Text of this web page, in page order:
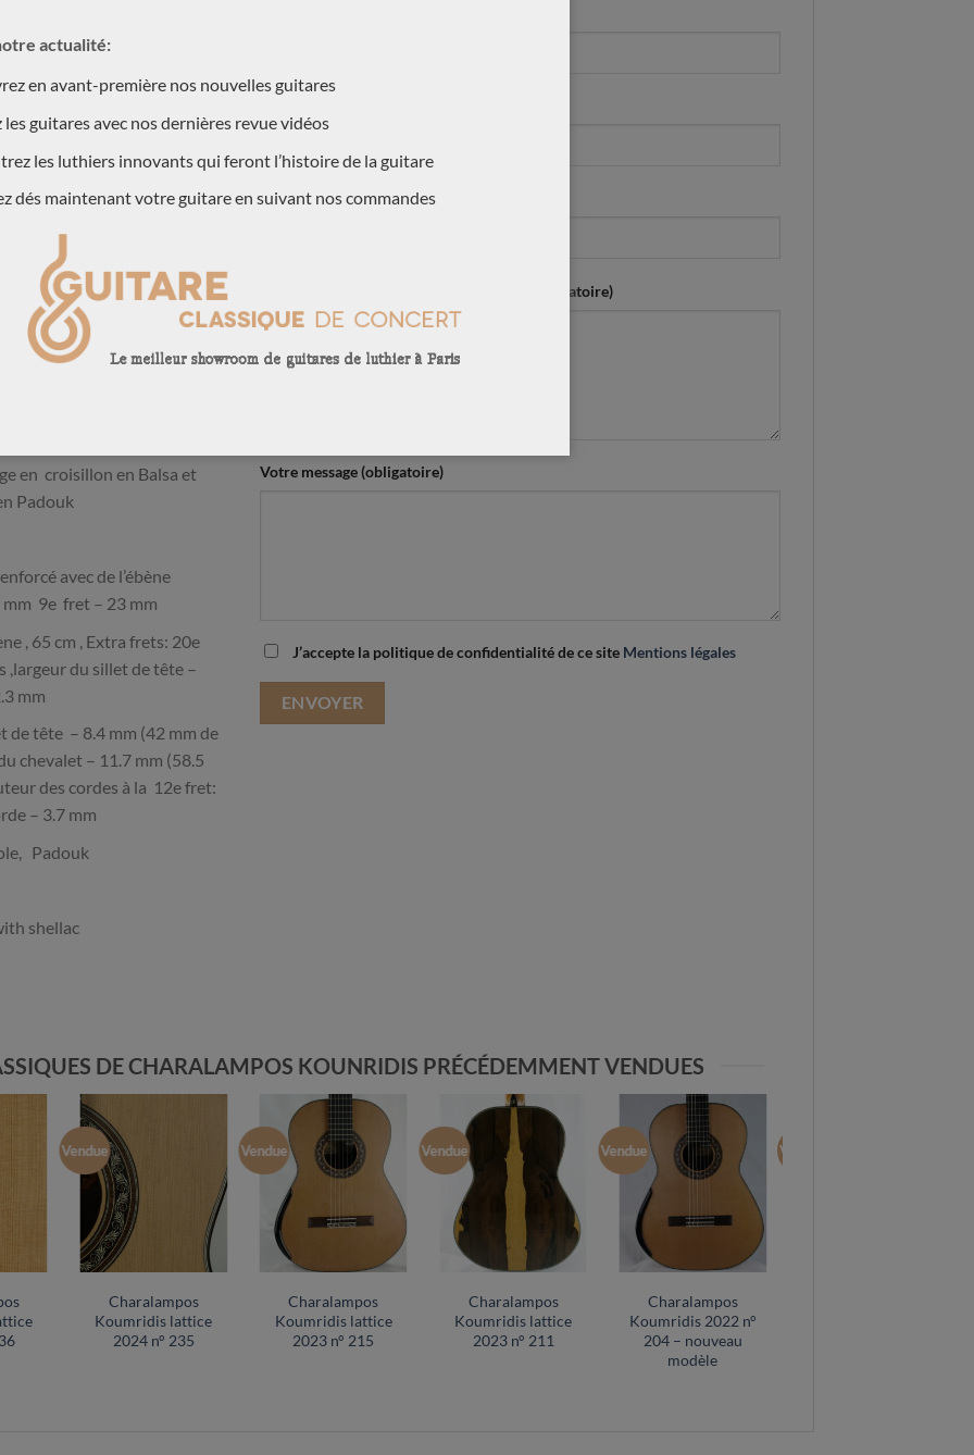
les ‘grands’ luthiers
Koumridis, un luthier
de hautes factures
ses guitares sont
réussit à ‘gommer’ les
pour ne conserver que
guitare est une lattice
Smallmann mais avec
et de matériaux .
de l’amplitude sonore
Smallman dans les
Australiennes celles de
mais avec une
quelques éléments
et en attendant voici
guitare:
en croisillon en Balsa et
Padouk
avec de l’ébène
mm 9e fret – 23 mm
, 65 cm , Extra frets: 20e
,largeur du sillet de tête –
mm
de tête – 8.4 mm (42 mm de
chevalet – 11.7 mm (58.5
des cordes à la 12e fret:
– 3.7 mm
Padouk
shellac
Votre email (obligatoire)
Quelle est la guitare qui vous intéresse ? (obligatoire)
Votre message (obligatoire)
J’accepte la politique de confidentialité de ce site Mentions légales
DE CHARALAMPOS KOUNRIDIS PRÉCÉDEMMENT VENDUES
Vendue
Charalampos
Koumridis lattice
2024 n° 235
Vendue
Charalampos
Koumridis lattice
2023 n° 215
Vendue
Charalampos
Koumridis lattice
2023 n° 211
Vendue
Charalampos
Koumridis 2022 n°
204 – nouveau
modèle
Vendue
actualité:
en avant-première nos nouvelles guitares
les guitares avec nos dernières revue vidéos
les luthiers innovants qui feront l’histoire de la guitare
dés maintenant votre guitare en suivant nos commandes